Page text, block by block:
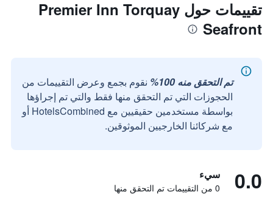
تقييمات حول Premier Inn Torquay
Seafront
تم التحقق منه 100%
نقوم بجمع وعرض التقييمات من
الحجوزات التي تم التحقق منها فقط والتي تم إجراؤها
بواسطة مستخدمين حقيقيين مع HotelsCombined أو
مع شركائنا الخارجيين الموثوقين.
0.0 سيء
0 من التقييمات تم التحقق منها